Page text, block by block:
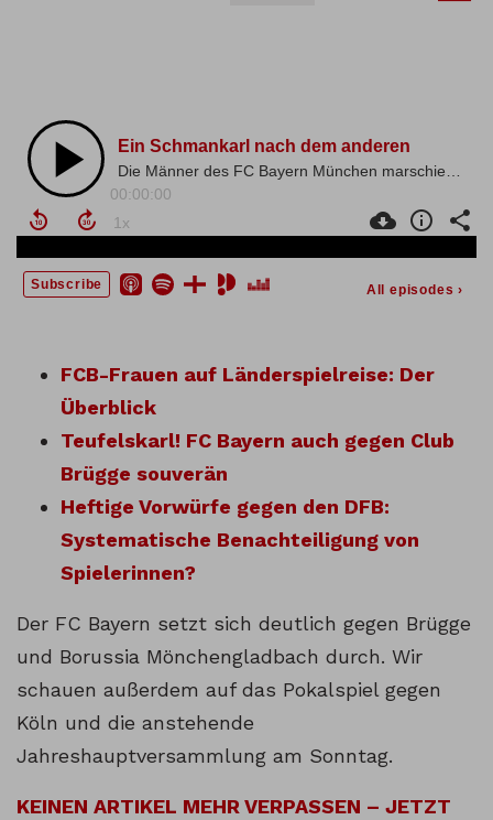
FCB-Frauen auf Länderspielreise: Der
Überblick
Teufelskarl! FC Bayern auch gegen Club
Brügge souverän
Heftige Vorwürfe gegen den DFB:
Systematische Benachteiligung von
Spielerinnen?
Der FC Bayern setzt sich deutlich gegen Brügge
und Borussia Mönchengladbach durch. Wir
schauen außerdem auf das Pokalspiel gegen
Köln und die anstehende
Jahreshauptversammlung am Sonntag.
KEINEN ARTIKEL MEHR VERPASSEN – JETZT